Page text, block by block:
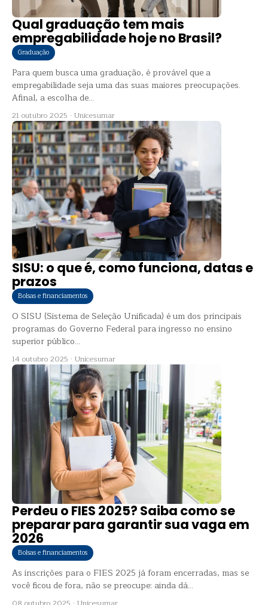
Qual graduação tem mais
empregabilidade hoje no Brasil?
Graduação
Para quem busca uma graduação, é provável que a
empregabilidade seja uma das suas maiores preocupações.
Afinal, a escolha de...
21 outubro 2025 · Unicesumar
SISU: o que é, como funciona, datas e
prazos
Bolsas e financiamentos
O SISU (Sistema de Seleção Unificada) é um dos principais
programas do Governo Federal para ingresso no ensino
superior público...
14 outubro 2025 · Unicesumar
Perdeu o FIES 2025? Saiba como se
preparar para garantir sua vaga em
2026
Bolsas e financiamentos
As inscrições para o FIES 2025 já foram encerradas, mas se
você ficou de fora, não se preocupe: ainda dá...